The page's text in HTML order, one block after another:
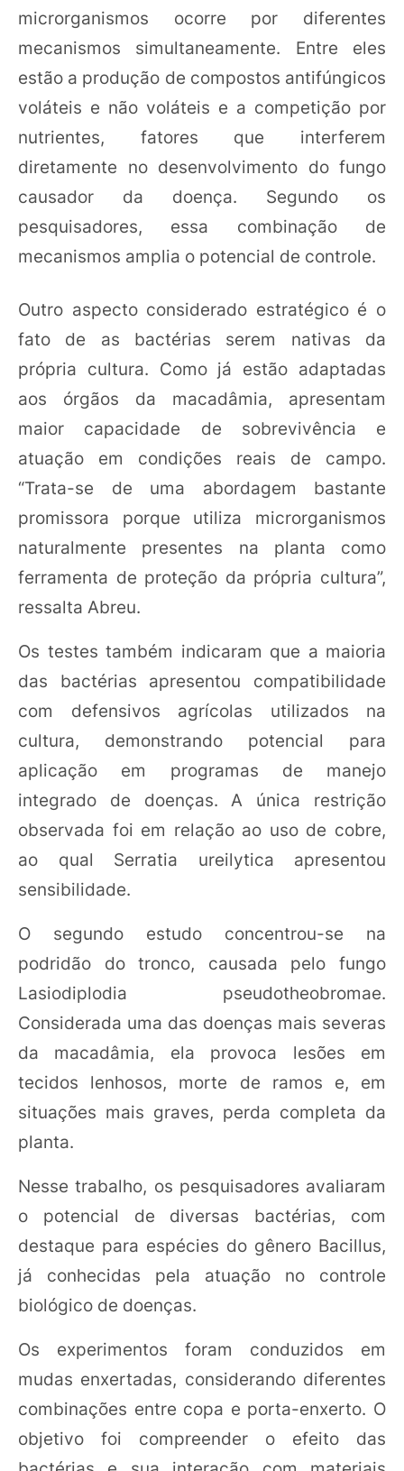
microrganismos ocorre por diferentes
mecanismos simultaneamente. Entre eles
estão a produção de compostos antifúngicos
voláteis e não voláteis e a competição por
nutrientes, fatores que interferem
diretamente no desenvolvimento do fungo
causador da doença. Segundo os
pesquisadores, essa combinação de
mecanismos amplia o potencial de controle.
Outro aspecto considerado estratégico é o
fato de as bactérias serem nativas da
própria cultura. Como já estão adaptadas
aos órgãos da macadâmia, apresentam
maior capacidade de sobrevivência e
atuação em condições reais de campo.
“Trata-se de uma abordagem bastante
promissora porque utiliza microrganismos
naturalmente presentes na planta como
ferramenta de proteção da própria cultura”,
ressalta Abreu.
Os testes também indicaram que a maioria
das bactérias apresentou compatibilidade
com defensivos agrícolas utilizados na
cultura, demonstrando potencial para
aplicação em programas de manejo
integrado de doenças. A única restrição
observada foi em relação ao uso de cobre,
ao qual Serratia ureilytica apresentou
sensibilidade.
O segundo estudo concentrou-se na
podridão do tronco, causada pelo fungo
Lasiodiplodia pseudotheobromae.
Considerada uma das doenças mais severas
da macadâmia, ela provoca lesões em
tecidos lenhosos, morte de ramos e, em
situações mais graves, perda completa da
planta.
Nesse trabalho, os pesquisadores avaliaram
o potencial de diversas bactérias, com
destaque para espécies do gênero Bacillus,
já conhecidas pela atuação no controle
biológico de doenças.
Os experimentos foram conduzidos em
mudas enxertadas, considerando diferentes
combinações entre copa e porta-enxerto. O
objetivo foi compreender o efeito das